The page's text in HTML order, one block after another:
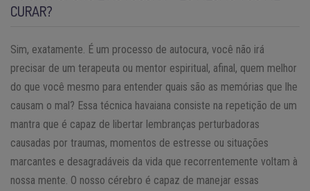
CURAR?
Sim, exatamente. É um processo de autocura, você não irá
precisar de um terapeuta ou mentor espiritual, afinal, quem melhor
do que você mesmo para entender quais são as memórias que lhe
causam o mal? Essa técnica havaiana consiste na repetição de um
mantra que é capaz de libertar lembranças perturbadoras
causadas por traumas, momentos de estresse ou situações
marcantes e desagradáveis da vida que recorrentemente voltam à
nossa mente. O nosso cérebro é capaz de manejar essas